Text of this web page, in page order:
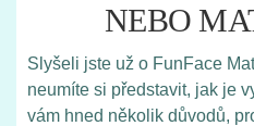
NEBO
Slyšeli jste už o FunFace
neumíte si představit, jak je
vám hned několik důvodů,